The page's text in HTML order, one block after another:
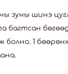
зуны шинэ
багтсан
болно. 1